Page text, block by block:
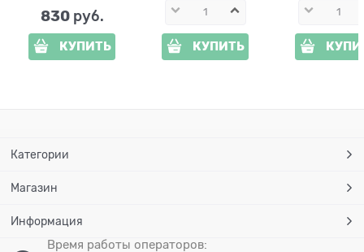
830 руб.
КУПИТЬ КУПИТЬ
Категории
Магазин
Информация
Время работы операторов: